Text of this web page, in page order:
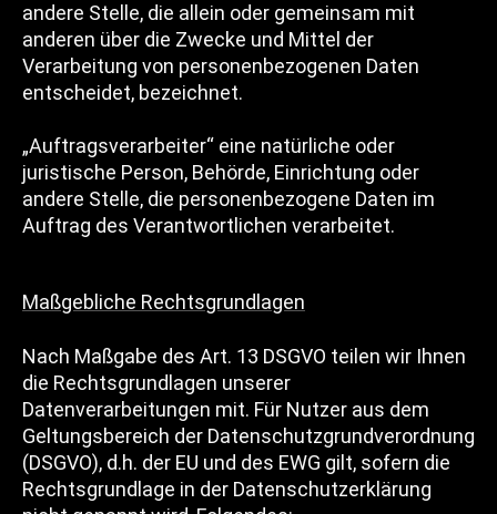
andere Stelle, die allein oder gemeinsam mit
anderen über die Zwecke und Mittel der
Verarbeitung von personenbezogenen Daten
entscheidet, bezeichnet.
„Auftragsverarbeiter“ eine natürliche oder
juristische Person, Behörde, Einrichtung oder
andere Stelle, die personenbezogene Daten im
Auftrag des Verantwortlichen verarbeitet.
Maßgebliche Rechtsgrundlagen
Nach Maßgabe des Art. 13 DSGVO teilen wir Ihnen
die Rechtsgrundlagen unserer
Datenverarbeitungen mit. Für Nutzer aus dem
Geltungsbereich der Datenschutzgrundverordnung
(DSGVO), d.h. der EU und des EWG gilt, sofern die
Rechtsgrundlage in der Datenschutzerklärung